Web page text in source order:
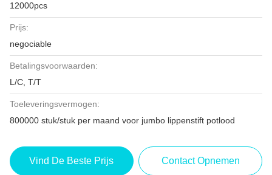
12000pcs
Prijs:
negociable
Betalingsvoorwaarden:
L/C, T/T
Toeleveringsvermogen:
800000 stuk/stuk per maand voor jumbo lippenstift potlood
Vind De Beste Prijs Contact Opnemen